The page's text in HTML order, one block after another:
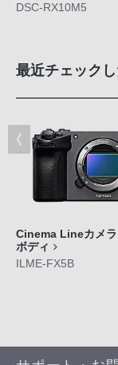
DSC-RX10M5
最近チェック
Cinema Lineカメラ
ボディ
ILME-FX5B